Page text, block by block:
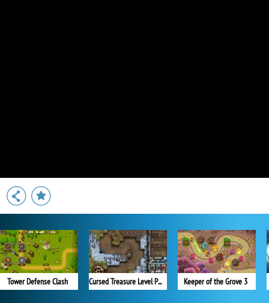
Tower Defense Clash Cursed Treasure Level Pack Keeper of the Grove 3